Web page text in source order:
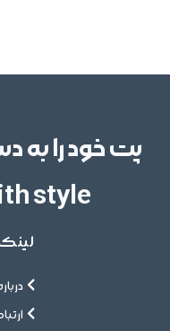
پت خود را به
style